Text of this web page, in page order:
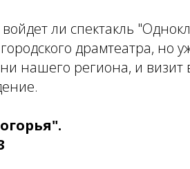
ли спектакль
драмтеатра, но
нашего региона, и визит